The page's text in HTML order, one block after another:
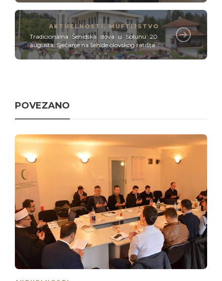
AKTUELNOSTI ,MUFTIJSTVO
Tradicionalna Šehidska dova u Solunu 20.
augusta: Sjećanje na šehide olovskog ratišta
POVEZANO